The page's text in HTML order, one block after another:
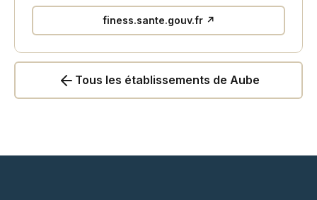
finess.sante.gouv.fr ↗
Tous les établissements de Aube